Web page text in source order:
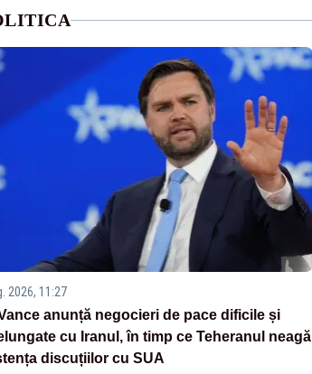
2026, 11:27
anunță negocieri de pace dificile și
cu Iranul, în timp ce Teheranul neagă
discuțiilor cu SUA